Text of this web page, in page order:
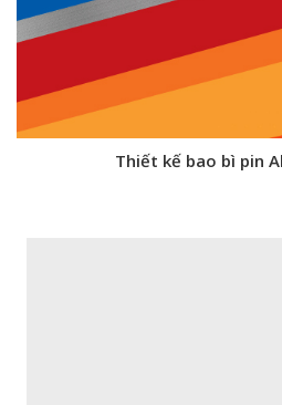
Thiết kế bao bì pin